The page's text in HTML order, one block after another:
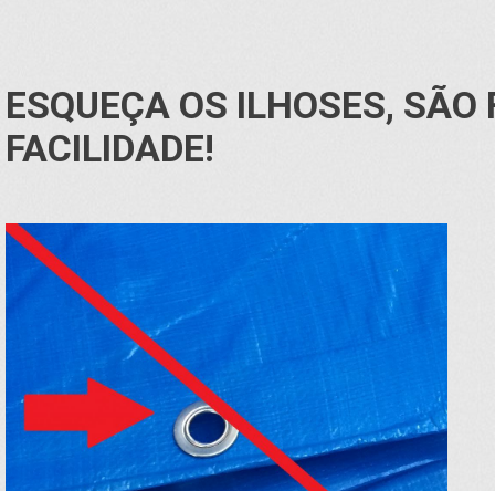
ESQUEÇA OS ILHOSES,
FACILIDADE!